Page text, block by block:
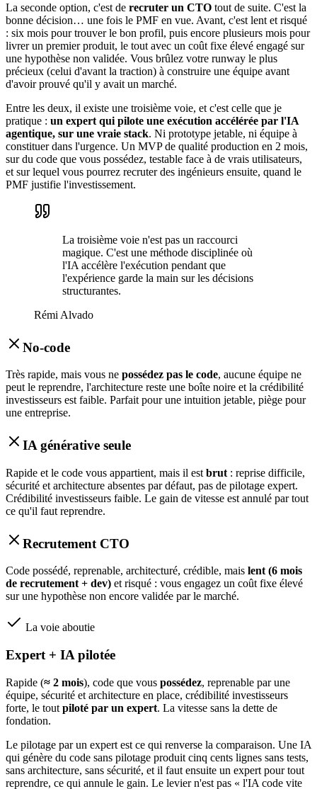
La seconde option, c'est de recruter un CTO tout de suite. C'est la
bonne décision… une fois le PMF en vue. Avant, c'est lent et risqué
: six mois pour trouver le bon profil, puis encore plusieurs mois pour
livrer un premier produit, le tout avec un coût fixe élevé engagé sur
une hypothèse non validée. Vous brûlez votre runway le plus
précieux (celui d'avant la traction) à construire une équipe avant
d'avoir prouvé qu'il y avait un marché.
Entre les deux, il existe une troisième voie, et c'est celle que je
pratique : un expert qui pilote une exécution accélérée par l'IA
agentique, sur une vraie stack. Ni prototype jetable, ni équipe à
constituer dans l'urgence. Un MVP de qualité production en 2 mois,
sur du code que vous possédez, testable face à de vrais utilisateurs,
et sur lequel vous pourrez recruter des ingénieurs ensuite, quand le
PMF justifie l'investissement.
La troisième voie n'est pas un raccourci
magique. C'est une méthode disciplinée où
l'IA accélère l'exécution pendant que
l'expérience garde la main sur les décisions
structurantes.
Rémi Alvado
No-code
Très rapide, mais vous ne possédez pas le code, aucune équipe ne
peut le reprendre, l'architecture reste une boîte noire et la crédibilité
investisseurs est faible. Parfait pour une intuition jetable, piège pour
une entreprise.
IA générative seule
Rapide et le code vous appartient, mais il est brut : reprise difficile,
sécurité et architecture absentes par défaut, pas de pilotage expert.
Crédibilité investisseurs faible. Le gain de vitesse est annulé par tout
ce qu'il faut reprendre.
Recrutement CTO
Code possédé, reprenable, architecturé, crédible, mais lent (6 mois
de recrutement + dev) et risqué : vous engagez un coût fixe élevé
sur une hypothèse non encore validée par le marché.
La voie aboutie
Expert + IA pilotée
Rapide (≈ 2 mois), code que vous possédez, reprenable par une
équipe, sécurité et architecture en place, crédibilité investisseurs
forte, le tout piloté par un expert. La vitesse sans la dette de
fondation.
Le pilotage par un expert est ce qui renverse la comparaison. Une IA
qui génère du code sans pilotage produit cinq cents lignes sans tests,
sans architecture, sans sécurité, et il faut ensuite un expert pour tout
reprendre, ce qui annule le gain. Le levier n'est pas « l'IA code vite